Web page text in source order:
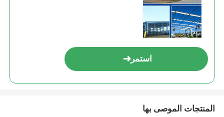
استمر
المنتجات الموصى بها